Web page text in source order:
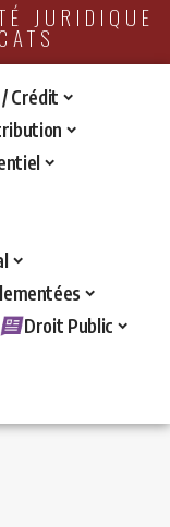
JURIDIQUE
Crédit
Droit Public
humaines>Droit